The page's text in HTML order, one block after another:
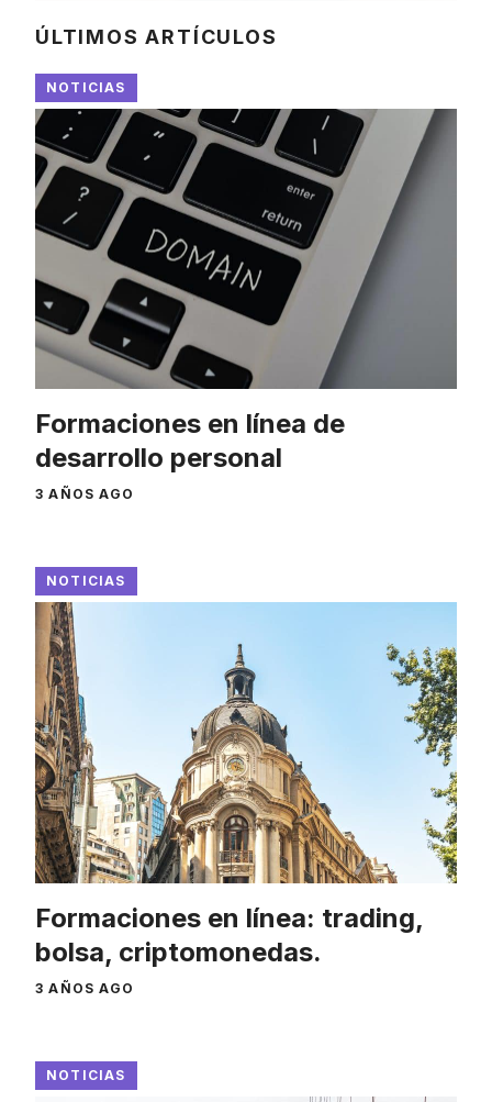
ÚLTIMOS ARTÍCULOS
NOTICIAS
Formaciones en línea de
desarrollo personal
3 AÑOS AGO
NOTICIAS
Formaciones en línea: trading,
bolsa, criptomonedas.
3 AÑOS AGO
NOTICIAS